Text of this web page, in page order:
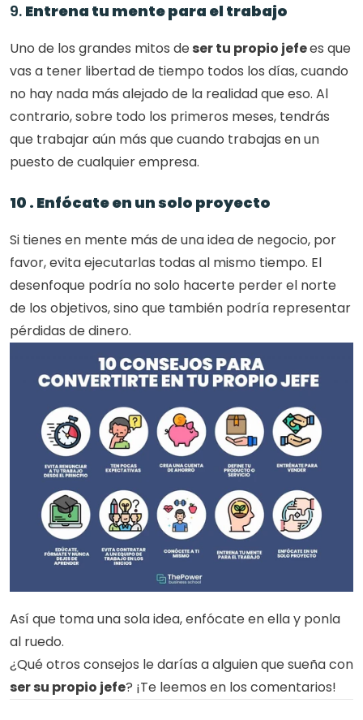
9. Entrena tu mente para el trabajo
Uno de los grandes mitos de ser tu propio jefe es que
vas a tener libertad de tiempo todos los días, cuando
no hay nada más alejado de la realidad que eso. Al
contrario, sobre todo los primeros meses, tendrás
que trabajar aún más que cuando trabajas en un
puesto de cualquier empresa.
10 . Enfócate en un solo proyecto
Si tienes en mente más de una idea de negocio, por
favor, evita ejecutarlas todas al mismo tiempo. El
desenfoque podría no solo hacerte perder el norte
de los objetivos, sino que también podría representar
pérdidas de dinero.
Así que toma una sola idea, enfócate en ella y ponla
al ruedo.
¿Qué otros consejos le darías a alguien que sueña con
ser su propio jefe? ¡Te leemos en los comentarios!